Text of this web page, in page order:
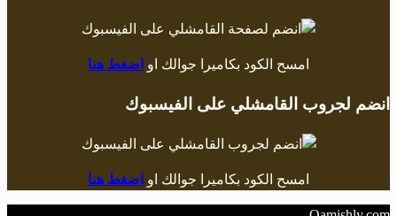
امسح الكود بكاميرا جوالك او اضغط هنا
انضم لجروب القامشلي على الفيسبوك
امسح الكود بكاميرا جوالك او اضغط هنا